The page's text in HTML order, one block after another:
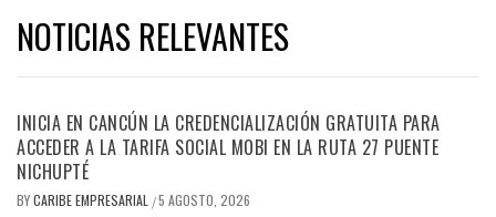
NOTICIAS RELEVANTES
INICIA EN CANCÚN LA CREDENCIALIZACIÓN GRATUITA PARA
ACCEDER A LA TARIFA SOCIAL MOBI EN LA RUTA 27 PUENTE
NICHUPTÉ
BYCARIBE EMPRESARIAL /5 AGOSTO, 2026